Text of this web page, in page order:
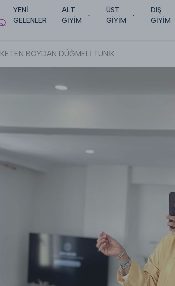
YENİ
GELENLER
ALT
GİYİM
ÜST
GİYİM
DIŞ
GİYİM
KETEN BOYDAN DÜĞMELİ TUNİK